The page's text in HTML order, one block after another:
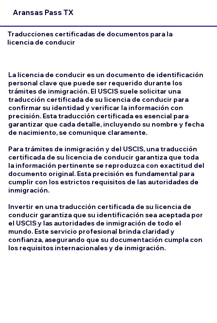
Aransas Pass TX
Traducciones certificadas de documentos para la
licencia de conducir
La licencia de conducir es un documento de identificación
personal clave que puede ser requerido durante los
trámites de inmigración. El USCIS suele solicitar una
traducción certificada de su licencia de conducir para
confirmar su identidad y verificar la información con
precisión. Esta traducción certificada es esencial para
garantizar que cada detalle, incluyendo su nombre y fecha
de nacimiento, se comunique claramente.
Para trámites de inmigración y del USCIS, una traducción
certificada de su licencia de conducir garantiza que toda
la información pertinente se reproduzca con exactitud del
documento original. Esta precisión es fundamental para
cumplir con los estrictos requisitos de las autoridades de
inmigración.
Invertir en una traducción certificada de su licencia de
conducir garantiza que su identificación sea aceptada por
el USCIS y las autoridades de inmigración de todo el
mundo. Este servicio profesional brinda claridad y
confianza, asegurando que su documentación cumpla con
los requisitos internacionales y de inmigración.